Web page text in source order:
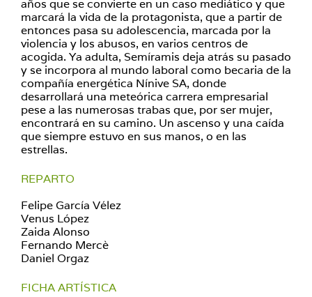
años que se convierte en un caso mediático y que
marcará la vida de la protagonista, que a partir de
entonces pasa su adolescencia, marcada por la
violencia y los abusos, en varios centros de
acogida. Ya adulta, Semíramis deja atrás su pasado
y se incorpora al mundo laboral como becaria de la
compañía energética Nínive SA, donde
desarrollará una meteórica carrera empresarial
pese a las numerosas trabas que, por ser mujer,
encontrará en su camino. Un ascenso y una caída
que siempre estuvo en sus manos, o en las
estrellas.
REPARTO
Felipe García Vélez
Venus López
Zaida Alonso
Fernando Mercè
Daniel Orgaz
FICHA ARTÍSTICA